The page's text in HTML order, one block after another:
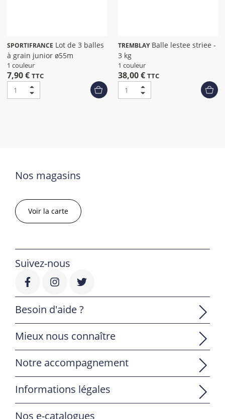
SPORTIFRANCE
à grain junior ø55m
1 couleur
7,90 € TTC
TREMBLAYBalle lestee striee -
3 kg
1 couleur
38,00 € TTC
Nos magasins
Voir la carte
Suivez-nous
Besoin d'aide ?
Mieux nous connaître
Notre accompagnement
Informations légales
Nos e-catalogues